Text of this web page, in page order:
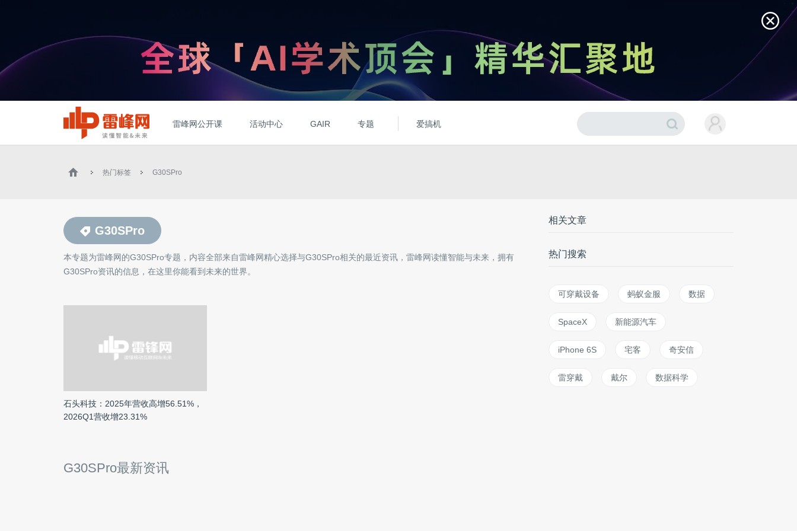
雷峰网公开课 活动中心 GAIR 专题 爱搞机
热门标签 G30SPro
G30SPro
本专题为雷峰网的G30SPro专题，内容全部来自雷峰网精心选择与G30SPro相关的最近资讯，雷峰网读懂智能与未来，拥有
G30SPro资讯的信息，在这里你能看到未来的世界。
石头科技：2025年营收高增56.51%，
2026Q1营收增23.31%
G30SPro最新资讯
相关文章
热门搜索
可穿戴设备 蚂蚁金服 数据
SpaceX 新能源汽车
iPhone 6S 宅客 奇安信
雷穿戴 戴尔 数据科学